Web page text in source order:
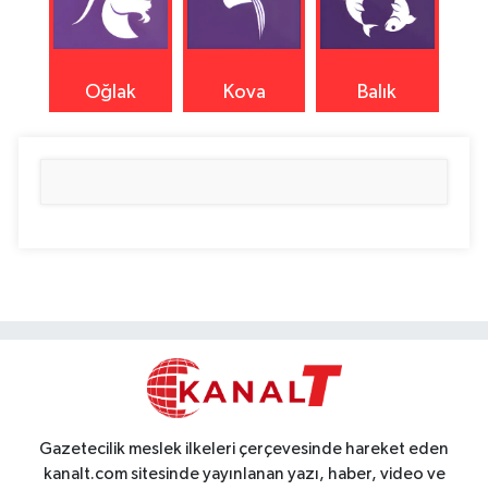
Oğlak Kova Balık
Gazetecilik meslek ilkeleri çerçevesinde hareket eden
kanalt.com sitesinde yayınlanan yazı, haber, video ve